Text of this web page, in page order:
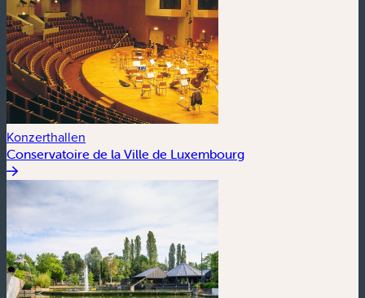
Konzerthallen
Conservatoire de la Ville de Luxembourg